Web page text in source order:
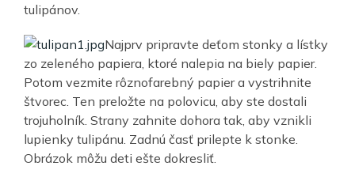
tulipánov.
Najprv pripravte deťom stonky a lístky
zo zeleného papiera, ktoré nalepia na biely papier.
Potom vezmite rôznofarebný papier a vystrihnite
štvorec. Ten preložte na polovicu, aby ste dostali
trojuholník. Strany zahnite dohora tak, aby vznikli
lupienky tulipánu. Zadnú časť prilepte k stonke.
Obrázok môžu deti ešte dokresliť.